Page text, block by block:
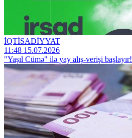
İQTİSADİYYAT
11:48 15.07.2026
"Yaşıl Cümə" ilə yay alış-verişi başlayır!